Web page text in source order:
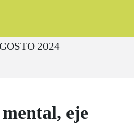
2024
eje